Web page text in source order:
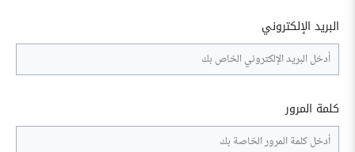
البريد الإلكتروني
كلمة المرور